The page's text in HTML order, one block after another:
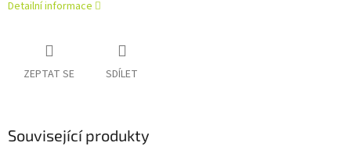
Detailní informace
ZEPTAT SE SDÍLET
Související produkty